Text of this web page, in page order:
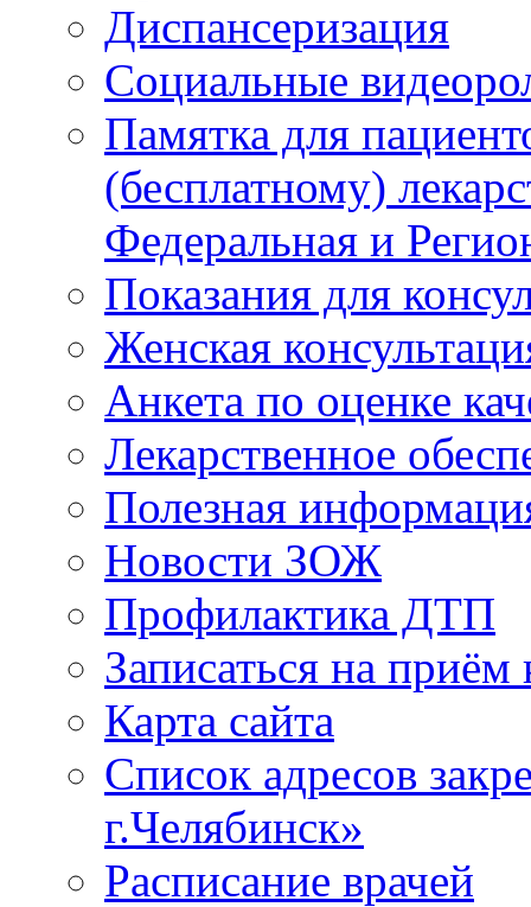
Диспансеризация
Социальные
Памятка для
(бесплатному)
Федеральная и
Показания для
Женская
Анкета по оценке
Лекарственное
Полезная
Новости ЗОЖ
Профилактика ДТП
Записаться на приём
Карта сайта
Список адресов
г.Челябинск»
Расписание врачей